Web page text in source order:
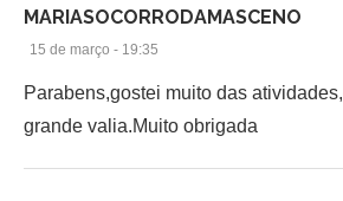
MARIASOCORRODAMASCENO
15 de março - 19:35
Parabens,gostei muito das
grande valia.Muito obrigada